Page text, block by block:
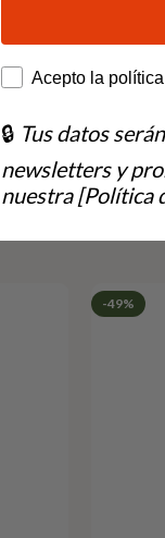
-49%
How would you like
Acepto la
🔒 Tus datos
newsletters y
nuestra [Política